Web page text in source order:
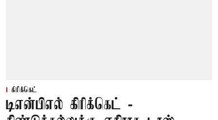
கிரிக்கெட்
டிஎன்பிஎல் கிரிக்கெட் -